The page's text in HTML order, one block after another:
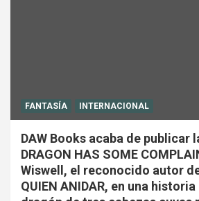
FANTASÍA INTERNACIONAL
DAW Books acaba de publicar
DRAGON HAS SOME
Wiswell, el reconocido autor de
QUIEN ANIDAR, en una